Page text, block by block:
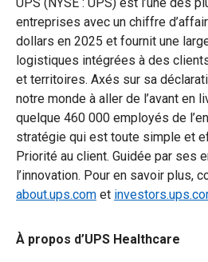
entreprises avec un chiffre
dollars en 2025 et fournit une
logistiques intégrées à des
et territoires. Axés sur sa
notre monde à aller de l’avant en
quelque 460 000 employés de
stratégie qui est toute simple et
Priorité au client. Guidée par ses
l’innovation. Pour en savoir plus,
about.ups.com et
À propos d’UPS Healthcare